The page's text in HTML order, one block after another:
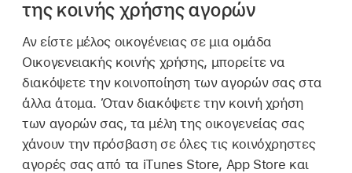
της κοινής χρήσης αγορών
Αν είστε μέλος οικογένειας σε μια ομάδα
Οικογενειακής κοινής χρήσης, μπορείτε να
διακόψετε την κοινοποίηση των αγορών σας στα
άλλα άτομα. Όταν διακόψετε την κοινή χρήση
των αγορών σας, τα μέλη της οικογενείας σας
χάνουν την πρόσβαση σε όλες τις κοινόχρηστες
αγορές σας από τα iTunes Store, App Store και